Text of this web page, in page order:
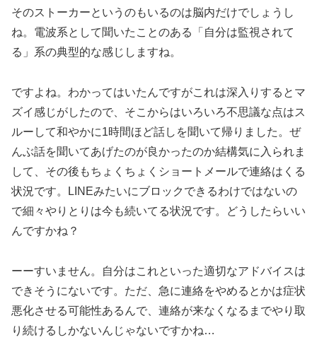
そのストーカーというのもいるのは脳内だけでしょうし
ね。電波系として聞いたことのある「自分は監視されて
る」系の典型的な感じしますね。
ですよね。わかってはいたんですがこれは深入りするとマ
ズイ感じがしたので、そこからはいろいろ不思議な点はス
ルーして和やかに1時間ほど話しを聞いて帰りました。ぜ
んぶ話を聞いてあげたのが良かったのか結構気に入られま
して、その後もちょくちょくショートメールで連絡はくる
状況です。LINEみたいにブロックできるわけではないの
で細々やりとりは今も続いてる状況です。どうしたらいい
んですかね？
ーーすいません。自分はこれといった適切なアドバイスは
できそうにないです。ただ、急に連絡をやめるとかは症状
悪化させる可能性あるんで、連絡が来なくなるまでやり取
り続けるしかないんじゃないですかね…